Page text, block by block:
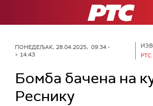
РТС
ПОНЕДЕЉАК, 28.04.2025, 09:34 -
> 14:43
РТС
Бомба бачена на
Реснику